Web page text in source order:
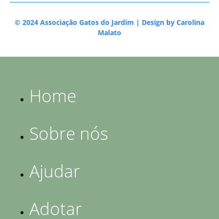
© 2024 Associação Gatos do Jardim | Design by Carolina
Malato
Home
Sobre nós
Ajudar
Adotar